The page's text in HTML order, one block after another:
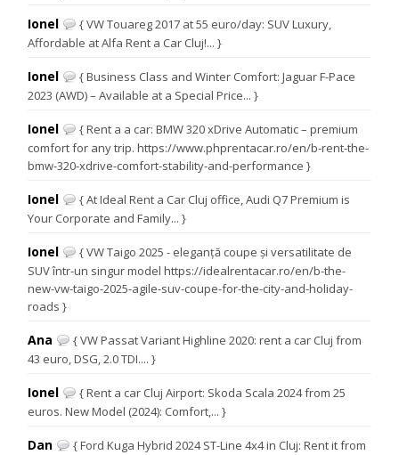
Ionel
{ VW Touareg 2017 at 55 euro/day: SUV Luxury,
Affordable at Alfa Rent a Car Cluj!... }
Ionel
{ Business Class and Winter Comfort: Jaguar F-Pace
2023 (AWD) – Available at a Special Price... }
Ionel
{ Rent a a car: BMW 320 xDrive Automatic – premium
comfort for any trip. https://www.phprentacar.ro/en/b-rent-the-
bmw-320-xdrive-comfort-stability-and-performance }
Ionel
{ At Ideal Rent a Car Cluj office, Audi Q7 Premium is
Your Corporate and Family... }
Ionel
{ VW Taigo 2025 - eleganță coupe și versatilitate de
SUV într-un singur model https://idealrentacar.ro/en/b-the-
new-vw-taigo-2025-agile-suv-coupe-for-the-city-and-holiday-
roads }
Ana
{ VW Passat Variant Highline 2020: rent a car Cluj from
43 euro, DSG, 2.0 TDI.... }
Ionel
{ Rent a car Cluj Airport: Skoda Scala 2024 from 25
euros. New Model (2024): Comfort,... }
Dan
{ Ford Kuga Hybrid 2024 ST-Line 4x4 in Cluj: Rent it from